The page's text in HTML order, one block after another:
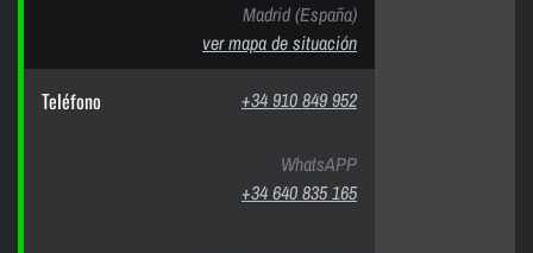
Madrid (España)
ver mapa de situación
Teléfono +34 910 849 952
WhatsAPP
+34 640 835 165